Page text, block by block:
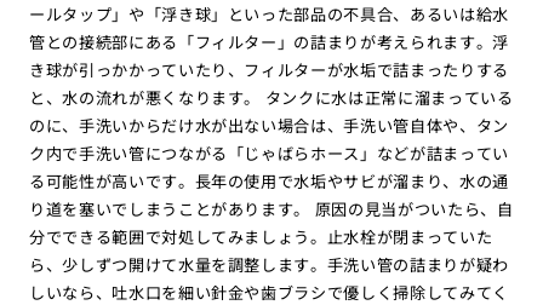
ールタップ」や「浮き球」といった部品の不具合、あるいは給水
管との接続部にある「フィルター」の詰まりが考えられます。浮
き球が引っかかっていたり、フィルターが水垢で詰まったりする
と、水の流れが悪くなります。 タンクに水は正常に溜まっている
のに、手洗いからだけ水が出ない場合は、手洗い管自体や、タン
ク内で手洗い管につながる「じゃばらホース」などが詰まってい
る可能性が高いです。長年の使用で水垢やサビが溜まり、水の通
り道を塞いでしまうことがあります。 原因の見当がついたら、自
分でできる範囲で対処してみましょう。止水栓が閉まっていた
ら、少しずつ開けて水量を調整します。手洗い管の詰まりが疑わ
しいなら、吐水口を細い針金や歯ブラシで優しく掃除してみてく